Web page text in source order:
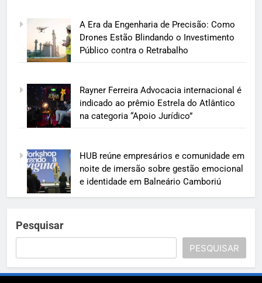
A Era da Engenharia de Precisão: Como
Drones Estão Blindando o Investimento
Público contra o Retrabalho
Rayner Ferreira Advocacia internacional é
indicado ao prêmio Estrela do Atlântico
na categoria “Apoio Jurídico”
HUB reúne empresários e comunidade em
noite de imersão sobre gestão emocional
e identidade em Balneário Camboriú
Pesquisar
PESQUISAR